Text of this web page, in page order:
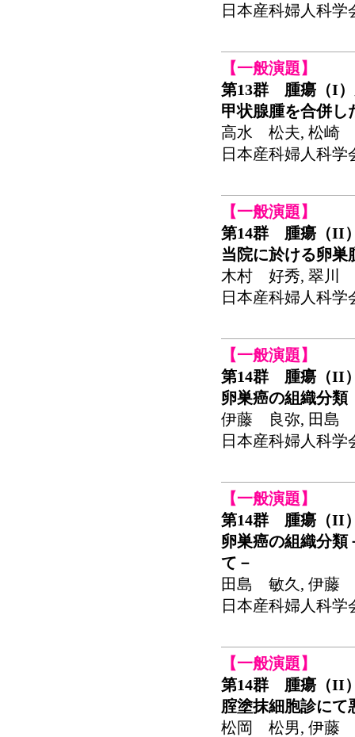
日本産科婦人科学
【一般演題】
第13群 腫瘍（I）
甲状腺腫を合併し
高水 松夫, 松崎
日本産科婦人科学
【一般演題】
第14群 腫瘍（II
当院に於ける卵巣
木村 好秀, 翠川
日本産科婦人科学
【一般演題】
第14群 腫瘍（II
卵巣癌の組織分類
伊藤 良弥, 田島
日本産科婦人科学
【一般演題】
第14群 腫瘍（II
卵巣癌の組織分類
て－
田島 敏久, 伊藤
日本産科婦人科学
【一般演題】
第14群 腫瘍（II
腟塗抹細胞診にて
松岡 松男, 伊藤